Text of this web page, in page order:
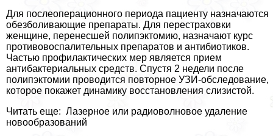
Для послеоперационного периода пациенту назначаются
обезболивающие препараты. Для перестраховки
женщине, перенесшей полипэктомию, назначают курс
противовоспалительных препаратов и антибиотиков.
Частью профилактических мер является прием
антибактериальных средств. Спустя 2 недели после
полипэктомии проводится повторное УЗИ-обследование,
которое покажет динамику восстановления слизистой.
Читать еще: Лазерное или радиоволновое удаление
новообразований